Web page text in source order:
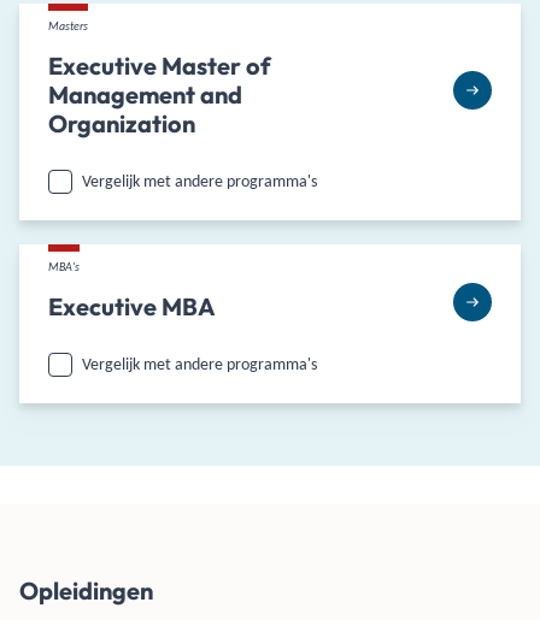
Masters
Executive Master of
Management and
Organization
Vergelijk met andere programma's
MBA's
Executive MBA
Vergelijk met andere programma's
Opleidingen